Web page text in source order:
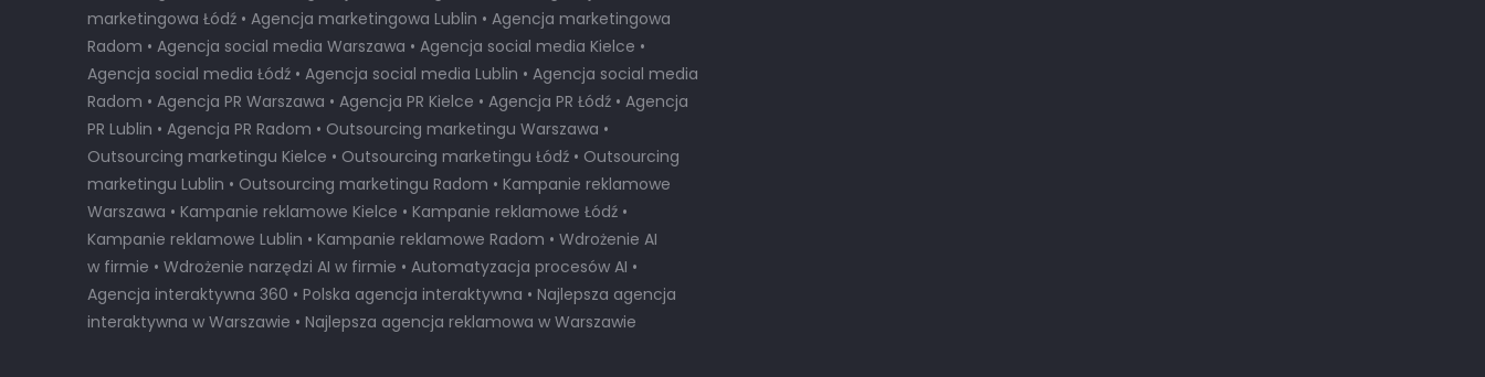
marketingowa Łódź • Agencja marketingowa Lublin • Agencja marketingowa
Radom • Agencja social media Warszawa • Agencja social media Kielce •
Agencja social media Łódź • Agencja social media Lublin • Agencja social media
Radom • Agencja PR Warszawa • Agencja PR Kielce • Agencja PR Łódź • Agencja
PR Lublin • Agencja PR Radom • Outsourcing marketingu Warszawa •
Outsourcing marketingu Kielce • Outsourcing marketingu Łódź • Outsourcing
marketingu Lublin • Outsourcing marketingu Radom • Kampanie reklamowe
Warszawa • Kampanie reklamowe Kielce • Kampanie reklamowe Łódź •
Kampanie reklamowe Lublin • Kampanie reklamowe Radom • Wdrożenie AI
w firmie • Wdrożenie narzędzi AI w firmie • Automatyzacja procesów AI •
Agencja interaktywna 360 • Polska agencja interaktywna • Najlepsza agencja
interaktywna w Warszawie • Najlepsza agencja reklamowa w Warszawie